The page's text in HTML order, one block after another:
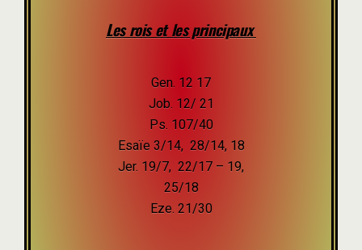
Les rois et les principaux
Gen. 12 17
Job. 12/ 21
Ps. 107/40
Esaïe 3/14, 28/14, 18
Jer. 19/7, 22/17 – 19,
25/18
Eze. 21/30